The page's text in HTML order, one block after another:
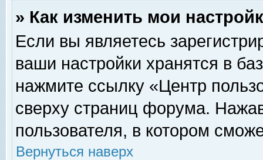
» Как изменить мои
Если вы являетесь
ваши настройки хранятся в
нажмите ссылку «Центр
сверху страниц форума.
пользователя, в котором
Вернуться наверх